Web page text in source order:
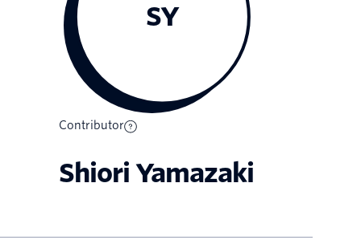
SY
Contributor
Shiori Yamazaki